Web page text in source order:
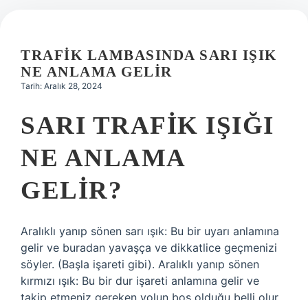
Hakkımızda
TRAFIK LAMBASINDA SARI IŞIK
NE ANLAMA GELIR
Tarih: Aralık 28, 2024
SARI TRAFIK IŞIĞI
NE ANLAMA
GELIR?
Aralıklı yanıp sönen sarı ışık: Bu bir uyarı anlamına
gelir ve buradan yavaşça ve dikkatlice geçmenizi
söyler. (Başla işareti gibi). Aralıklı yanıp sönen
kırmızı ışık: Bu bir dur işareti anlamına gelir ve
takip etmeniz gereken yolun boş olduğu belli olur